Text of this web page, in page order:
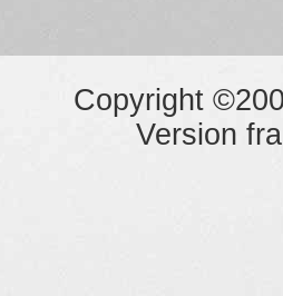
Copyright
Version